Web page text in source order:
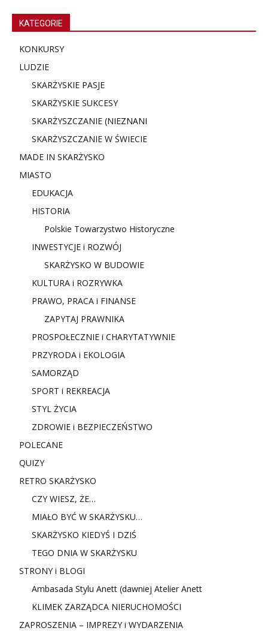
KATEGORIE
KONKURSY
LUDZIE
SKARŻYSKIE PASJE
SKARŻYSKIE SUKCESY
SKARŻYSZCZANIE (NIEZNANI
SKARŻYSZCZANIE W ŚWIECIE
MADE IN SKARŻYSKO
MIASTO
EDUKACJA
HISTORIA
Polskie Towarzystwo Historyczne
INWESTYCJE i ROZWÓJ
SKARŻYSKO W BUDOWIE
KULTURA i ROZRYWKA
PRAWO, PRACA i FINANSE
ZAPYTAJ PRAWNIKA
PROSPOŁECZNIE i CHARYTATYWNIE
PRZYRODA i EKOLOGIA
SAMORZĄD
SPORT i REKREACJA
STYL ŻYCIA
ZDROWIE i BEZPIECZEŃSTWO
POLECANE
QUIZY
RETRO SKARŻYSKO
CZY WIESZ, ŻE…
MIAŁO BYĆ W SKARŻYSKU…
SKARŻYSKO KIEDYŚ I DZIŚ
TEGO DNIA W SKARŻYSKU
STRONY i BLOGI
Ambasada Stylu Anett (dawniej Atelier Anett
KLIMEK ZARZĄDCA NIERUCHOMOŚCI
ZAPROSZENIA – IMPREZY i WYDARZENIA